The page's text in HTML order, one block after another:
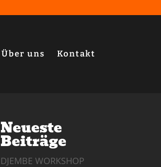
Über uns Kontakt
Neueste
Beiträge
DJEMBE WORKSHOP